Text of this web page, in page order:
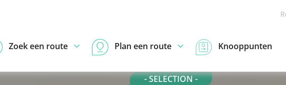
Zoek een route Plan een route Knooppunten
- SELECTION -